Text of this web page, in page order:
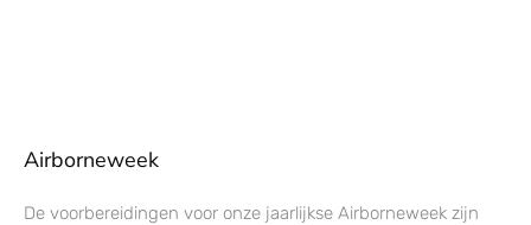
Airborneweek
De voorbereidingen voor onze jaarlijkse Airborneweek zijn